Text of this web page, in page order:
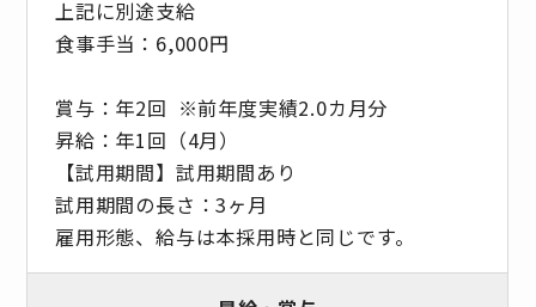
上記に別途支給
食事手当：6,000円
賞与：年2回 ※前年度実績2.0カ月分
昇給：年1回（4月）
【試用期間】試用期間あり
試用期間の長さ：3ヶ月
雇用形態、給与は本採用時と同じです。